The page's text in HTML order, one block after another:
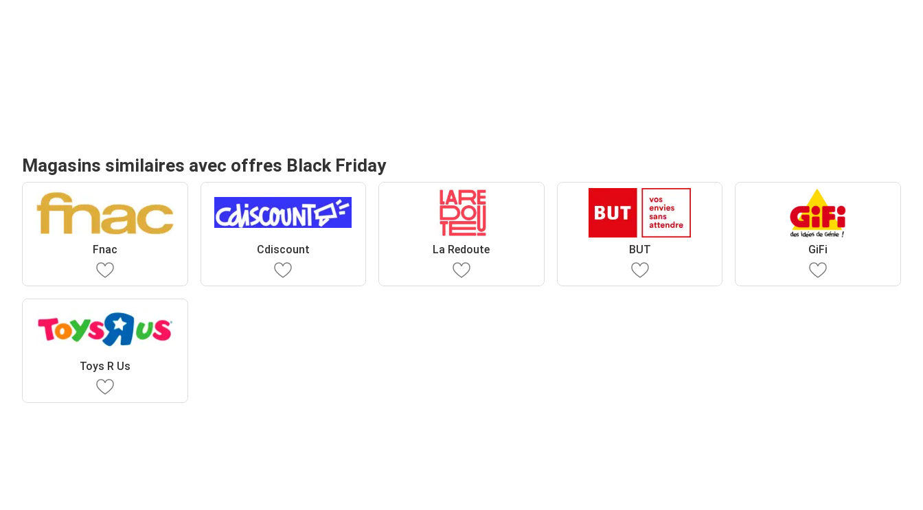
Magasins similaires avec offres Black Friday
Fnac Cdiscount La Redoute BUT GiFi
Toys R Us